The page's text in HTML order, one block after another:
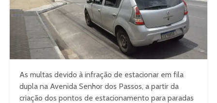
As multas devido à infração de estacionar em fila
dupla na Avenida Senhor dos Passos, a partir da
criação dos pontos de estacionamento para paradas